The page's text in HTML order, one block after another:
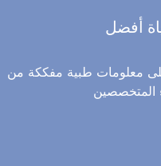
أفضل
على معلومات طبية مفككة من
المتخصصين